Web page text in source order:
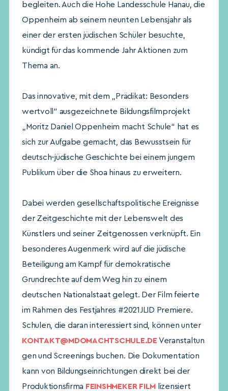
begleiten. Auch die Hohe Landesschule Hanau, die
Oppenheim ab seinem neunten Lebensjahr als
einer der ersten jüdischen Schüler besuchte,
kündigt für das kommende Jahr Aktionen zum
Thema an.
Das innovative, mit dem „Prädikat: Besonders
wertvoll“ ausgezeichnete Bildungsfilmprojekt
„Moritz Daniel Oppenheim macht Schule“ hat es
sich zur Aufgabe gemacht, das Bewusstsein für
deutsch-jüdische Geschichte bei einem jungem
Publikum über die Shoa hinaus zu erweitern.
Dabei werden gesellschaftspolitische Ereignisse
der Zeitgeschichte mit der Lebenswelt des
Künstlers und seiner Zeitgenossen verknüpft. Ein
besonderes Augenmerk wird auf die jüdische
Beteiligung am Kampf für demokratische
Grundrechte auf dem Weg hin zu einem
deutschen Nationalstaat gelegt. Der Film feierte
im Rahmen des Festjahres #2021JLID Premiere.
Schulen, die daran interessiert sind, können unter
KONTAKT@MDOMACHTSCHULE.DE Veranstaltun
gen und Screenings buchen. Die Dokumentation
kann von Bildungseinrichtungen direkt bei der
Produktionsfirma FEINSHMEKER FILM lizensiert